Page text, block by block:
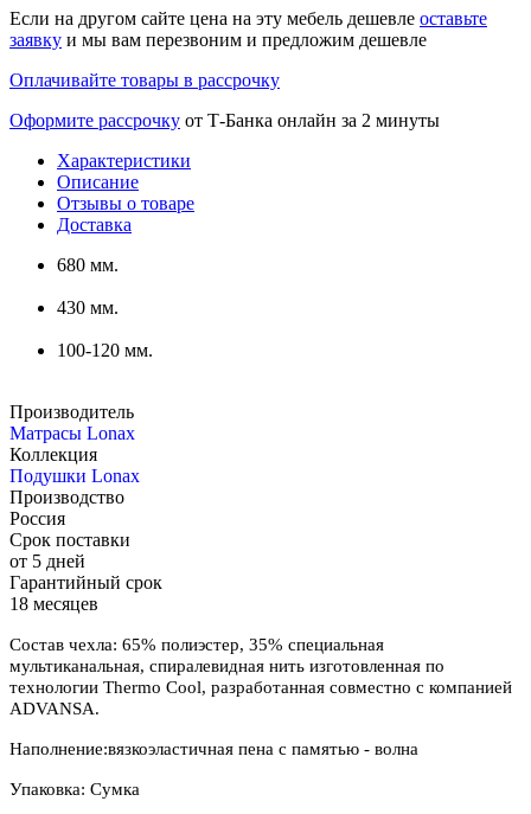
Если на другом сайте цена на эту мебель дешевле оставьте
заявку и мы вам перезвоним и предложим дешевле
Оплачивайте товары в рассрочку
Оформите рассрочку от Т-Банка онлайн за 2 минуты
Характеристики
Описание
Отзывы о товаре
Доставка
680 мм.
430 мм.
100-120 мм.
Производитель
Матрасы Lonax
Коллекция
Подушки Lonax
Производство
Россия
Срок поставки
от 5 дней
Гарантийный срок
18 месяцев
Состав чехла: 65% полиэстер, 35% специальная
мультиканальная, спиралевидная нить изготовленная по
технологии Thermo Cool, разработанная совместно с компанией
ADVANSA.
Наполнение:вязкоэластичная пена с памятью - волна
Упаковка: Сумка